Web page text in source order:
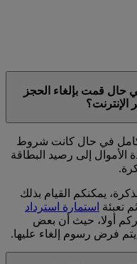
حال قمت بإلغاء الحجز
الإنترنت؟
في حال كانت شروط
الأموال إلى رصيد البطاقة
يمكنكم القيام بذلك
تعبئة استمارة استرداد
أولا، حيث أن بعض
يتم فرض رسوم إلغاء عليها.